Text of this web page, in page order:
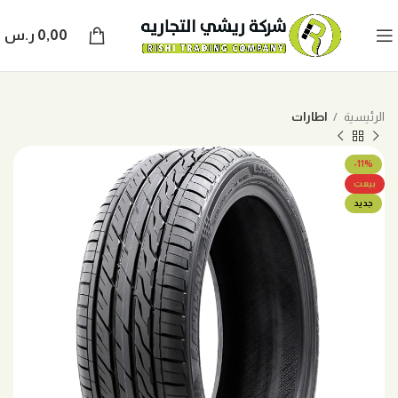
0,00 ر.س
الرئيسية اطارات
-11%
بيعت
جديد